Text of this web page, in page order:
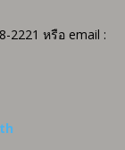
หรือ email :